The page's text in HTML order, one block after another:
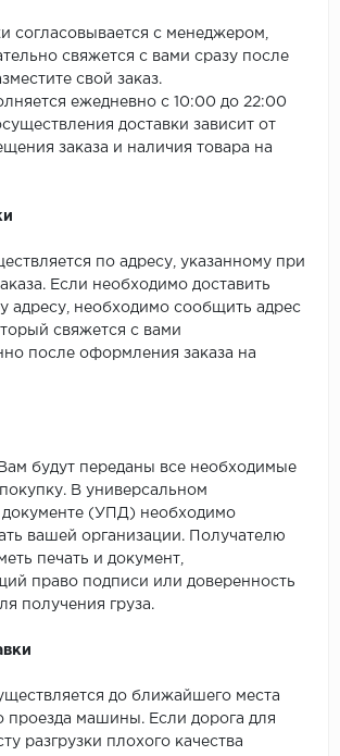
SPC Ideal Flooring
SPC Stronghold
Veon
Vinil click
согласовывается с менеджером,
свяжется с вами сразу после
свой заказ.
ежедневно с 10:00 до 22:00
доставки зависит от
заказа и наличия товара на
по адресу, указанному при
Если необходимо доставить
адресу, необходимо сообщить адрес
свяжется с вами
после оформления заказа на
будут переданы все необходимые
В универсальном
документе (УПД) необходимо
вашей организации. Получателю
печать и документ,
право подписи или доверенность
получения груза.
до ближайшего места
проезда машины. Если дорога для
разгрузки плохого качества